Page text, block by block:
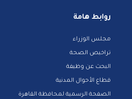
روابط هامة
مجلس الوزراء
تراخيص الصحة
البحث عن وظيفة
قطاع الأحوال المدنية
الصفحة الرسمية لمحافظة القاهرة